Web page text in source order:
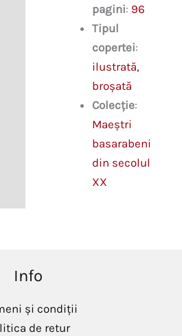
pagini: 96
Tipul
copertei:
ilustrată,
broşată
Colecție:
Maeştri
basarabeni
din secolul
XX
Info
și condiții
de retur